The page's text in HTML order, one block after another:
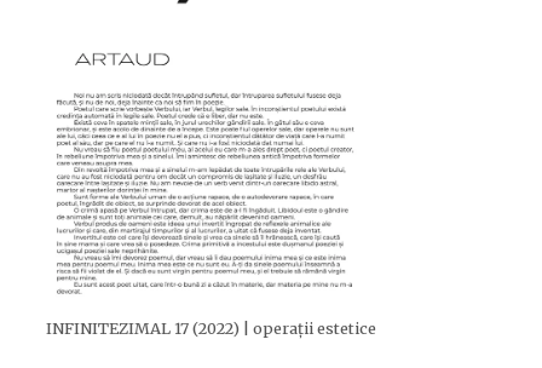
INFINITEZIMAL 17 (2022) | operații estetice